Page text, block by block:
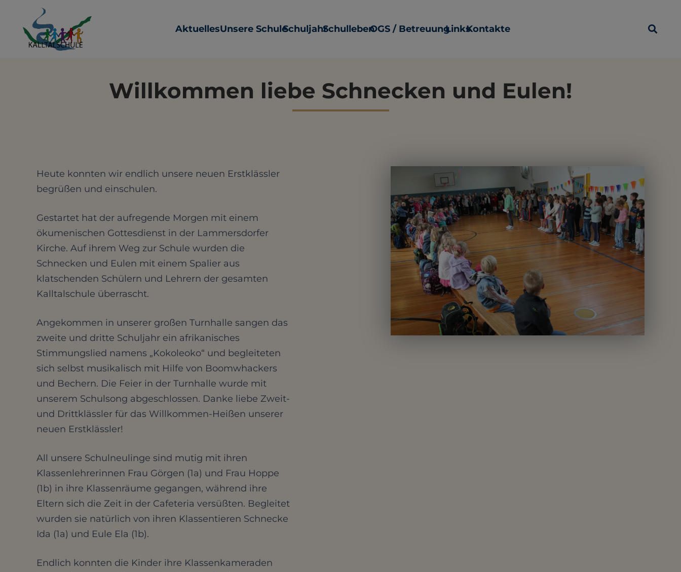
AktuellesUnsere SchuleSchuljahrSchullebenOGS / BetreuungLinksKontakte
Willkommen liebe Schnecken und Eulen!
Heute konnten wir endlich unsere neuen Erstklässler
begrüßen und einschulen.
Gestartet hat der aufregende Morgen mit einem
ökumenischen Gottesdienst in der Lammersdorfer
Kirche. Auf ihrem Weg zur Schule wurden die
Schnecken und Eulen mit einem Spalier aus
klatschenden Schülern und Lehrern der gesamten
Kalltalschule überrascht.
Angekommen in unserer großen Turnhalle sangen das
zweite und dritte Schuljahr ein afrikanisches
Stimmungslied namens „Kokoleoko“ und begleiteten
sich selbst musikalisch mit Hilfe von Boomwhackers
und Bechern. Die Feier in der Turnhalle wurde mit
unserem Schulsong abgeschlossen. Danke liebe Zweit-
und Drittklässler für das Willkommen-Heißen unserer
neuen Erstklässler!
All unsere Schulneulinge sind mutig mit ihren
Klassenlehrerinnen Frau Görgen (1a) und Frau Hoppe
(1b) in ihre Klassenräume gegangen, während ihre
Eltern sich die Zeit in der Cafeteria versüßten. Begleitet
wurden sie natürlich von ihren Klassentieren Schnecke
Ida (1a) und Eule Ela (1b).
Endlich konnten die Kinder ihre Klassenkameraden